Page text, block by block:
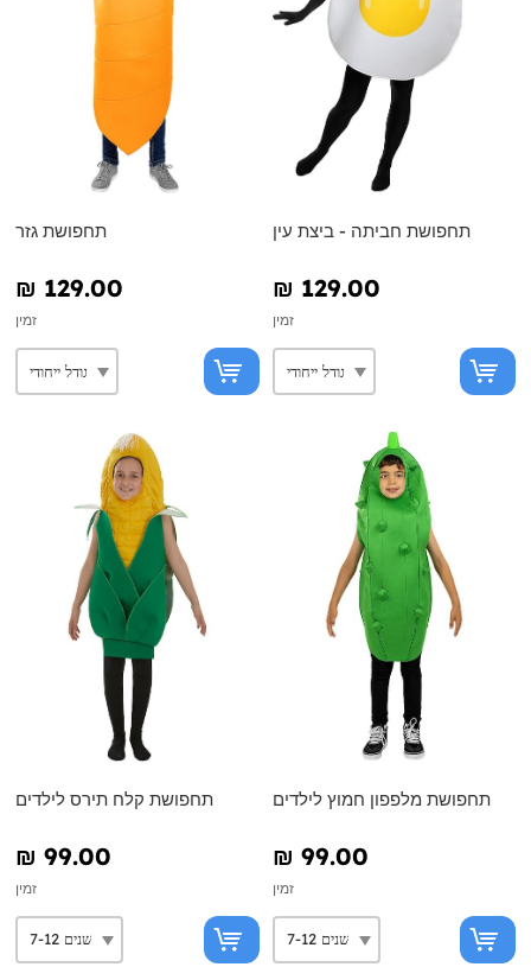
תחפושת גזר
₪‎ 129.00
זמין
תחפושת חביתה - ביצת עין
₪‎ 129.00
זמין
תחפושת קלח תירס לילדים
₪‎ 99.00
זמין
תחפושת מלפפון חמוץ לילדים
₪‎ 99.00
זמין